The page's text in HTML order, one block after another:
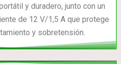
y duradero, junto con un
de 12 V/1,5 A que protege
y sobretensión.